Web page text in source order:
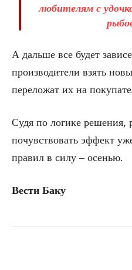
любителям с
А дальше все будет
производители взять
переложат их на
Судя по логике решения,
почувствовать эффект
правил в силу – осенью.
Вести Баку